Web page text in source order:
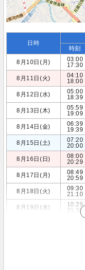
日時
時刻
8月10日(月)
03:00
17:30
8月11日(火)
04:10
18:00
8月12日(水)
05:00
18:39
8月13日(木)
05:59
19:09
8月14日(金)
06:39
19:39
8月15日(土)
07:20
20:00
8月16日(日)
08:00
20:29
8月17日(月)
08:49
20:59
8月18日(火)
09:30
21:10
8月19日(水)
10:29
21:30